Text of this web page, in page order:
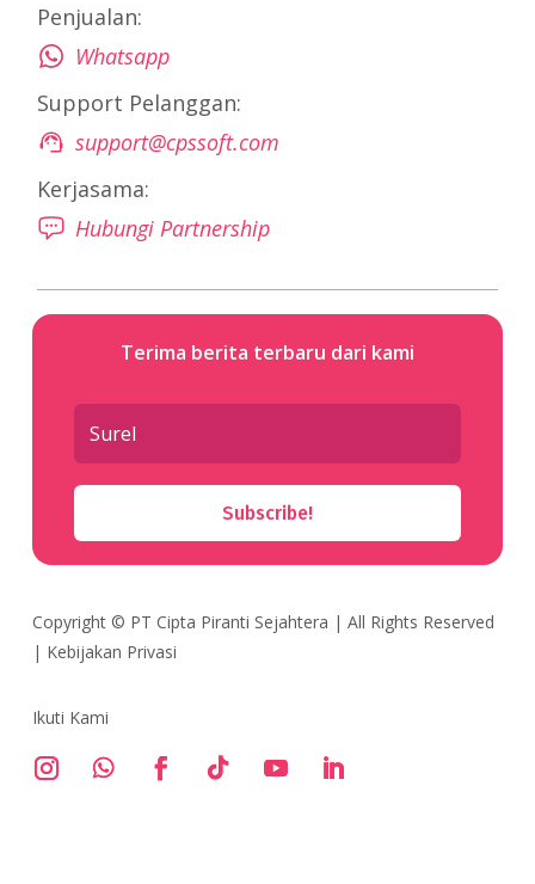
Penjualan:
Whatsapp
Support Pelanggan:
support@cpssoft.com
Kerjasama:
Hubungi Partnership
Terima berita terbaru dari kami
Subscribe!
Copyright © PT Cipta Piranti Sejahtera | All Rights Reserved
| Kebijakan Privasi
Ikuti Kami